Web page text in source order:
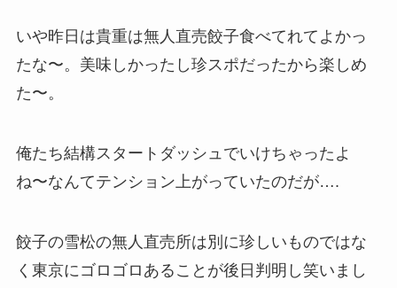
いや昨日は貴重は無人直売餃子食べてれてよかっ
たな〜。美味しかったし珍スポだったから楽しめ
た〜。
俺たち結構スタートダッシュでいけちゃったよ
ね〜なんてテンション上がっていたのだが….
餃子の雪松の無人直売所は別に珍しいものではな
く東京にゴロゴロあることが後日判明し笑いまし